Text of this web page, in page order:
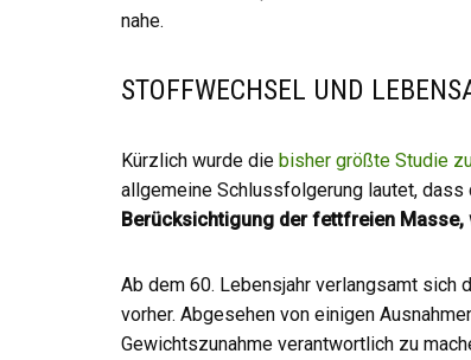
nahe.
STOFFWECHSEL UND
Kürzlich wurde die bisher größte Studie
allgemeine Schlussfolgerung lautet, dass
Berücksichtigung der fettfreien Masse,
Ab dem 60. Lebensjahr verlangsamt sich
vorher. Abgesehen von einigen
Gewichtszunahme verantwortlich zu